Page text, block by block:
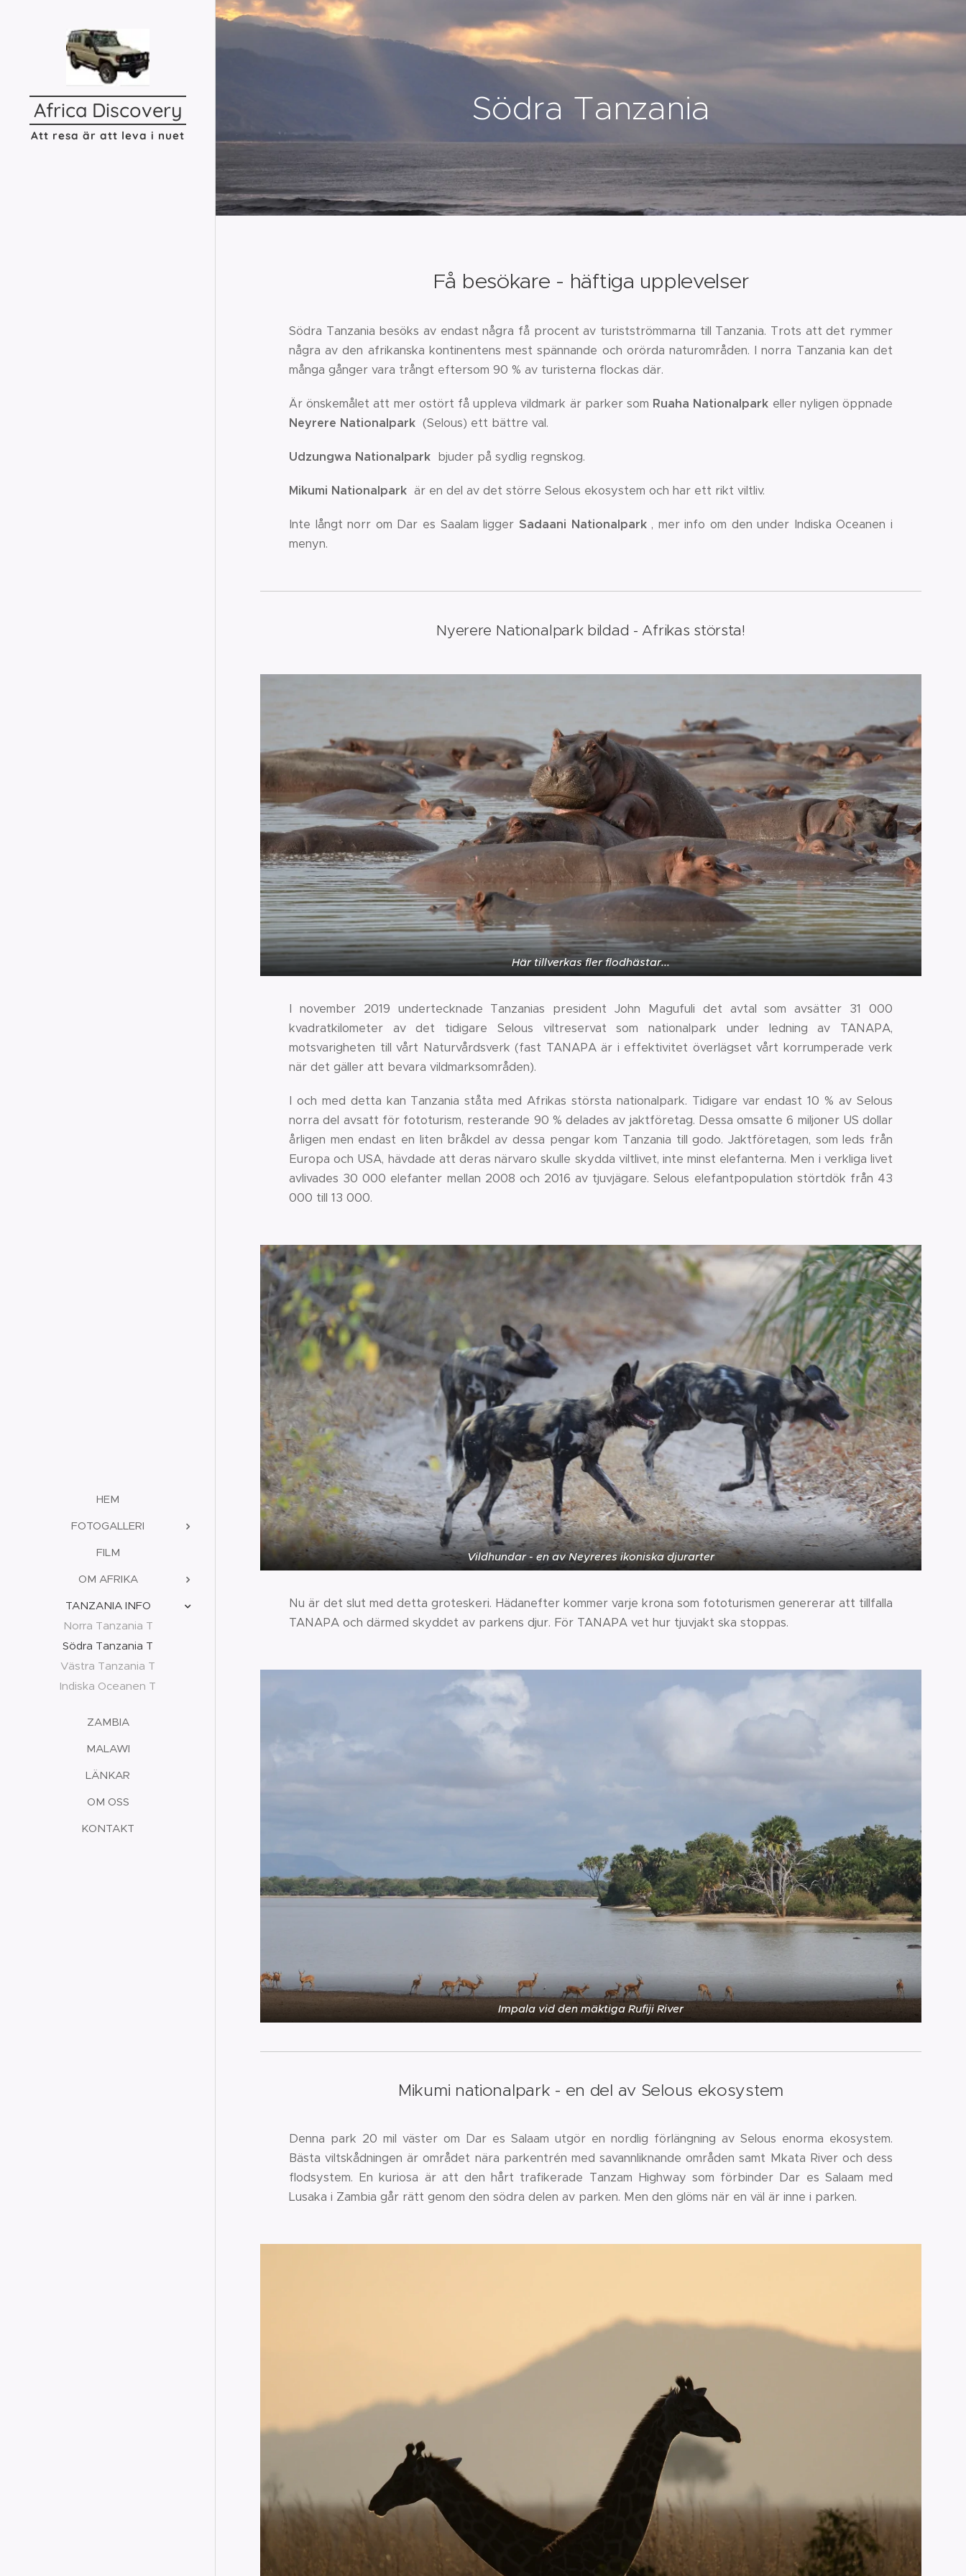
Africa Discovery
Att resa är att leva i nuet
HEM
FOTOGALLERI
FILM
OM AFRIKA
TANZANIA INFO
Norra Tanzania T
Södra Tanzania T
Västra Tanzania T
Indiska Oceanen T
ZAMBIA
MALAWI
LÄNKAR
OM OSS
KONTAKT
Södra Tanzania
Få besökare - häftiga upplevelser
Södra Tanzania besöks av endast några få procent av turistströmmarna till Tanzania. Trots att det rymmer
några av den afrikanska kontinentens mest spännande och orörda naturområden. I norra Tanzania kan det
många gånger vara trångt eftersom 90 % av turisterna flockas där.
Är önskemålet att mer ostört få uppleva vildmark är parker som Ruaha Nationalpark eller nyligen öppnade
Neyrere Nationalpark (Selous) ett bättre val.
Udzungwa Nationalpark bjuder på sydlig regnskog.
Mikumi Nationalpark är en del av det större Selous ekosystem och har ett rikt viltliv.
Inte långt norr om Dar es Saalam ligger Sadaani Nationalpark, mer info om den under Indiska Oceanen i
menyn.
Nyerere Nationalpark bildad - Afrikas största!
Här tillverkas fler flodhästar...
I november 2019 undertecknade Tanzanias president John Magufuli det avtal som avsätter 31 000
kvadratkilometer av det tidigare Selous viltreservat som nationalpark under ledning av TANAPA,
motsvarigheten till vårt Naturvårdsverk (fast TANAPA är i effektivitet överlägset vårt korrumperade verk
när det gäller att bevara vildmarksområden).
I och med detta kan Tanzania ståta med Afrikas största nationalpark. Tidigare var endast 10 % av Selous
norra del avsatt för fototurism, resterande 90 % delades av jaktföretag. Dessa omsatte 6 miljoner US dollar
årligen men endast en liten bråkdel av dessa pengar kom Tanzania till godo. Jaktföretagen, som leds från
Europa och USA, hävdade att deras närvaro skulle skydda viltlivet, inte minst elefanterna. Men i verkliga livet
avlivades 30 000 elefanter mellan 2008 och 2016 av tjuvjägare. Selous elefantpopulation störtdök från 43
000 till 13 000.
Vildhundar - en av Neyreres ikoniska djurarter
Nu är det slut med detta groteskeri. Hädanefter kommer varje krona som fototurismen genererar att tillfalla
TANAPA och därmed skyddet av parkens djur. För TANAPA vet hur tjuvjakt ska stoppas.
Impala vid den mäktiga Rufiji River
Mikumi nationalpark - en del av Selous ekosystem
Denna park 20 mil väster om Dar es Salaam utgör en nordlig förlängning av Selous enorma ekosystem.
Bästa viltskådningen är området nära parkentrén med savannliknande områden samt Mkata River och dess
flodsystem. En kuriosa är att den hårt trafikerade Tanzam Highway som förbinder Dar es Salaam med
Lusaka i Zambia går rätt genom den södra delen av parken. Men den glöms när en väl är inne i parken.